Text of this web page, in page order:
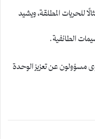
للحريات المطلقة، ويشيد
الطائفية.
مسؤولون عن تعزيز الوحدة